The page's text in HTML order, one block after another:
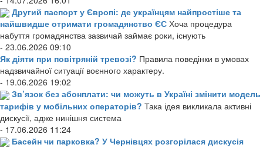
Другий паспорт у Європі: де українцям найпростіше та
найшвидше отримати громадянство ЄС Хоча процедура
набуття громадянства зазвичай займає роки, існують
- 23.06.2026 09:10
Як діяти при повітряній тревозі? Правила поведінки в умовах
надзвичайної ситуації воєнного характеру.
- 19.06.2026 19:02
Зв’язок без абонплати: чи можуть в Україні змінити модель
тарифів у мобільних операторів? Така ідея викликала активні
дискусії, адже нинішня система
- 17.06.2026 11:24
Басейн чи парковка? У Чернівцях розгорілася дискусія